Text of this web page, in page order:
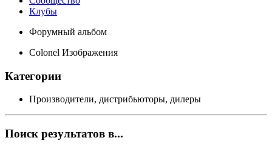
Клубы
Форумный альбом
Colonel Изображения
Категории
Производители, дистрибьюторы, дилеры
Поиск результатов в...